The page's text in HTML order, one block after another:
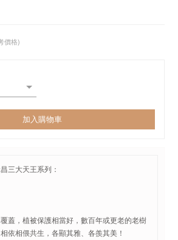
價格)
加入購物車
三大天王系列：
蓋，植被保護相當好，數百年或更老的老樹
依相偎共生，各顯其雅、各羨其美！